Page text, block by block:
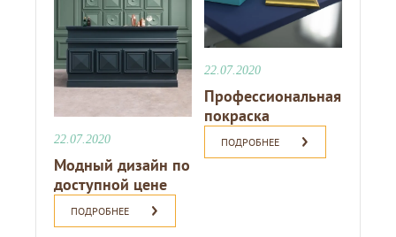
22.07.2020
Модный дизайн по
доступной цене
ПОДРОБНЕЕ
22.07.2020
Профессиональная
покраска
ПОДРОБНЕЕ